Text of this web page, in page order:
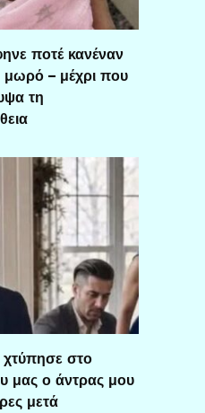
ποτέ κανέναν
μωρό – μέχρι που
τη
στο
μας ο άντρας μου
μετά